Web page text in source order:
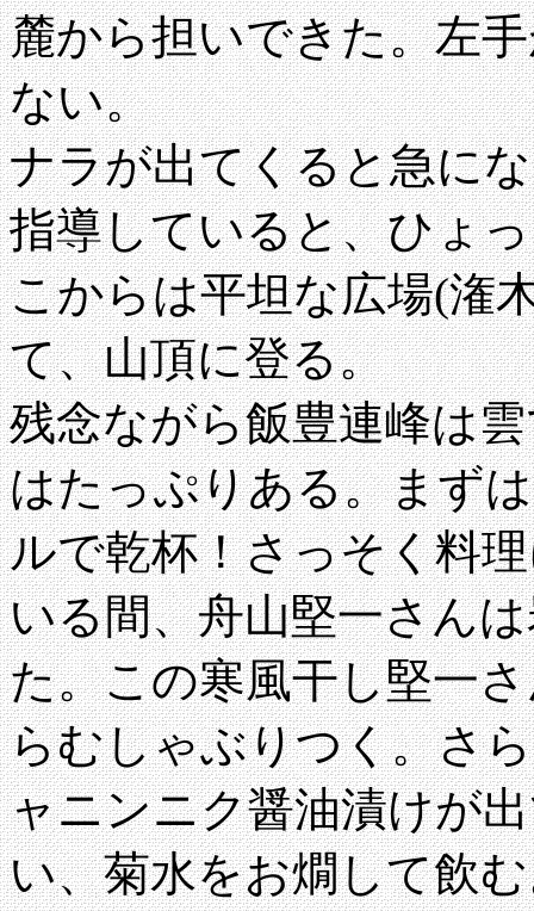
麓から担いできた。左
ない。
ナラが出てくると急に
指導していると、ひょ
こからは平坦な広場(潅
て、山頂に登る。
残念ながら飯豊連峰は
はたっぷりある。まず
ルで乾杯！さっそく料
いる間、舟山堅一さん
た。この寒風干し堅一
らむしゃぶりつく。さ
ャニンニク醤油漬けが
い、菊水をお燗して飲